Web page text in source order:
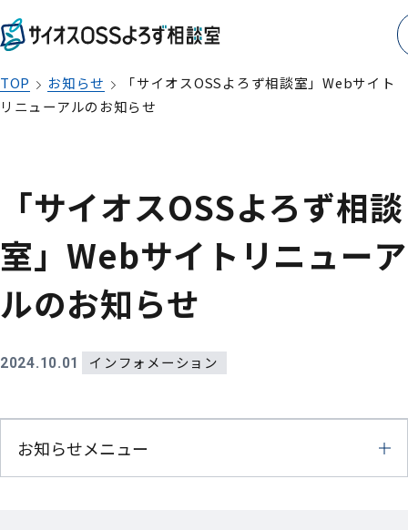
TOP お知らせ
「サイオスOSSよろず相談室」Webサイト
リニューアルのお知らせ
「サイオスOSSよろず相談
室」Webサイトリニューア
ルのお知らせ
2024.10.01 インフォメーション
お知らせメニュー